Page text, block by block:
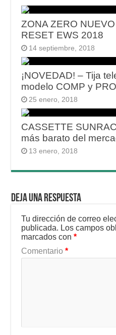
ZONA ZERO
RESET EWS 2018
14 septiembre, 2018
¡NOVEDAD! – Tija
modelo COMP y
25 enero, 2018
CASSETTE
más barato del
13 enero, 2018
Deja una respuesta
Tu dirección de correo
publicada. Los campos
marcados con*
Comentario*